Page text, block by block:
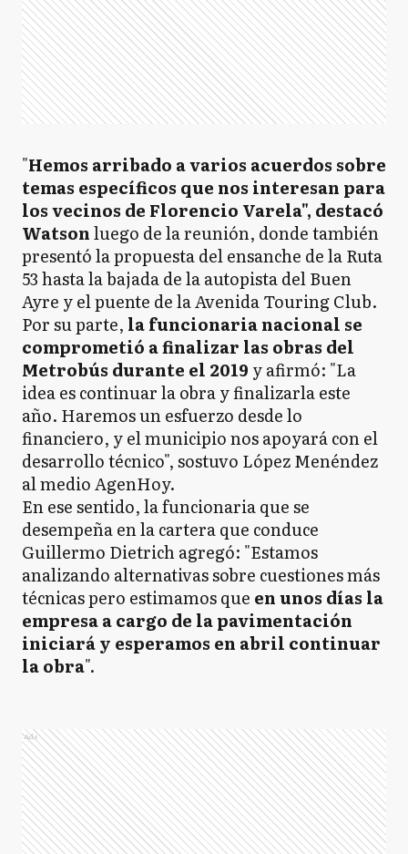
"Hemos arribado a varios acuerdos sobre
temas específicos que nos interesan para
los vecinos de Florencio Varela", destacó
Watsonluego de la reunión, donde también
presentó la propuesta del ensanche de la Ruta
53 hasta la bajada de la autopista del Buen
Ayre y el puente de la Avenida Touring Club.
Por su parte, la funcionaria nacional se
comprometió a finalizar las obras del
Metrobús durante el 2019 y afirmó: "La
idea es continuar la obra y finalizarla este
año. Haremos un esfuerzo desde lo
financiero, y el municipio nos apoyará con el
desarrollo técnico", sostuvo López Menéndez
al medio AgenHoy.
En ese sentido, la funcionaria que se
desempeña en la cartera que conduce
Guillermo Dietrich agregó: "Estamos
analizando alternativas sobre cuestiones más
técnicas pero estimamos que en unos días la
empresa a cargo de la pavimentación
iniciará y esperamos en abril continuar
la obra".
Ads